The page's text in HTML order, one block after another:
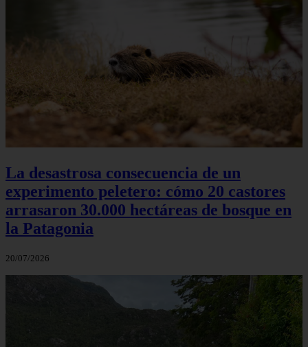
La desastrosa consecuencia de un
experimento peletero: cómo 20 castores
arrasaron 30.000 hectáreas de bosque en
la Patagonia
20/07/2026